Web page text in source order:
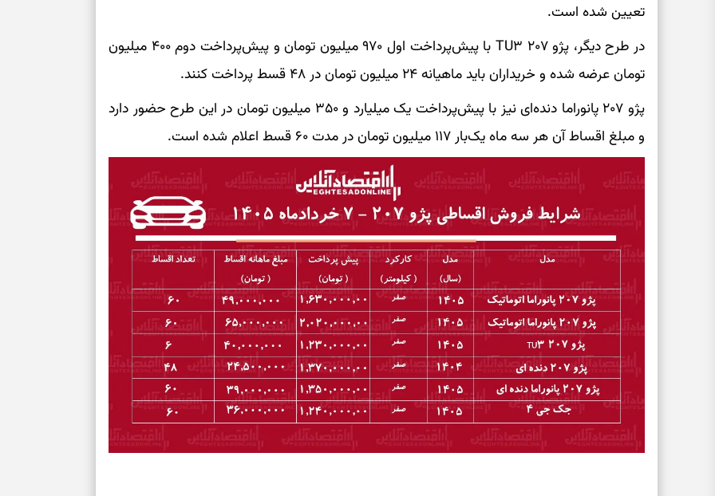
تعیین شده است.
در طرح دیگر، پژو ۲۰۷ TU۳ با پیش‌پرداخت اول ۹۷۰ میلیون تومان و پیش‌پرداخت دوم ۴۰۰ میلیون
تومان عرضه شده و خریداران باید ماهیانه ۲۴ میلیون تومان در ۴۸ قسط پرداخت کنند.
پژو ۲۰۷ پانوراما دنده‌ای نیز با پیش‌پرداخت یک میلیارد و ۳۵۰ میلیون تومان در این طرح حضور دارد
و مبلغ اقساط آن هر سه ماه یک‌بار ۱۱۷ میلیون تومان در مدت ۶۰ قسط اعلام شده است.